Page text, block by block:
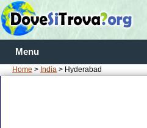
Menu
Home > India > Hyderabad